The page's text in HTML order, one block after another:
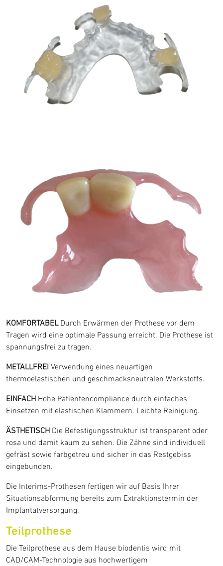
Meisterlabor
Unser Team
Unsere Partner
So finden Sie uns
Datenschutzerklärung
KOMFORTABELDurch Erwärmen der Prothese vor dem
Tragen wird eine optimale Passung erreicht. Die Prothese ist
spannungsfrei zu tragen.
METALLFREI Verwendung eines neuartigen
thermoelastischen und geschmacksneutralen Werkstoffs.
EINFACH Hohe Patientencompliance durch einfaches
Einsetzen mit elastischen Klammern. Leichte Reinigung.
ÄSTHETISCH Die Befestigungsstruktur ist transparent oder
rosa und damit kaum zu sehen. Die Zähne sind individuell
gefräst sowie farbgetreu und sicher in das Restgebiss
eingebunden.
Die Interims-Prothesen fertigen wir auf Basis Ihrer
Situationsabformung bereits zum Extraktionstermin der
Implantatversorgung.
Teilprothese
Die Teilprothese aus dem Hause biodentis wird mit
CAD/CAM-Technologie aus hochwertigem